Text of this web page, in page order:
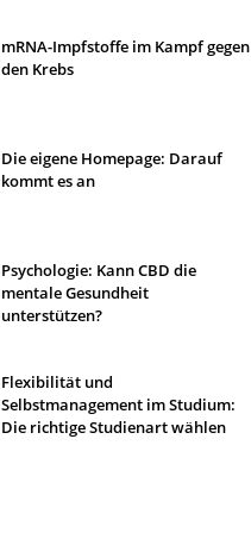
mRNA-Impfstoffe im Kampf gegen
den Krebs
Die eigene Homepage: Darauf
kommt es an
Psychologie: Kann CBD die
mentale Gesundheit
unterstützen?
Flexibilität und
Selbstmanagement im Studium:
Die richtige Studienart wählen